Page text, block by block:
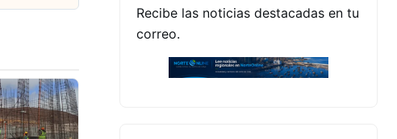
Recibe las noticias destacadas en tu
correo.